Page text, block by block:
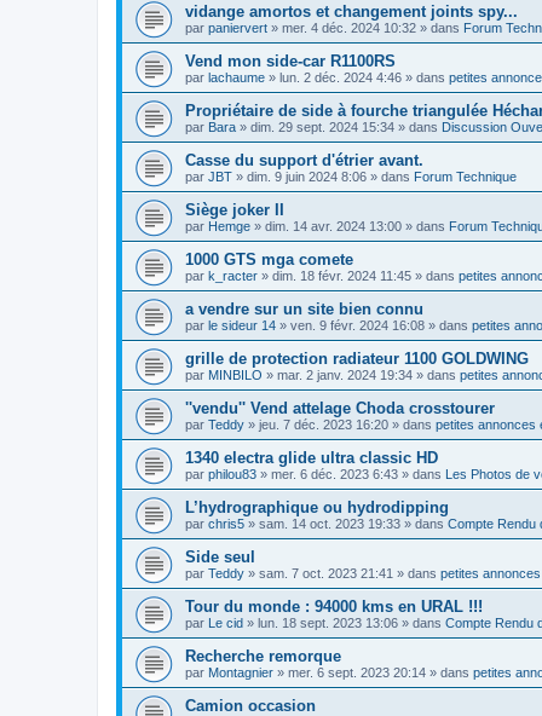
vidange amortos et changement joints spy...
par paniervert » mer. 4 déc. 2024 10:32 » dans Forum
Vend mon side-car R1100RS
par lachaume » lun. 2 déc. 2024 4:46 » dans petites
Propriétaire de side à fourche triangulée
par Bara » dim. 29 sept. 2024 15:34 » dans Discussion
Casse du support d'étrier avant.
par JBT » dim. 9 juin 2024 8:06 » dans Forum Technique
Siège joker II
par Hemge » dim. 14 avr. 2024 13:00 » dans Forum
1000 GTS mga comete
par k_racter » dim. 18 févr. 2024 11:45 » dans petites
a vendre sur un site bien connu
par le sideur 14 » ven. 9 févr. 2024 16:08 » dans petites
grille de protection radiateur 1100 GOLDWING
par MINBILO » mar. 2 janv. 2024 19:34 » dans petites
''vendu'' Vend attelage Choda crosstourer
par Teddy » jeu. 7 déc. 2023 16:20 » dans petites annonces
1340 electra glide ultra classic HD
par philou83 » mer. 6 déc. 2023 6:43 » dans Les Photos de
L’hydrographique ou hydrodipping
par chris5 » sam. 14 oct. 2023 19:33 » dans Compte Rendu
Side seul
par Teddy » sam. 7 oct. 2023 21:41 » dans petites
Tour du monde : 94000 kms en URAL !!!
par Le cid » lun. 18 sept. 2023 13:06 » dans Compte Rendu
Recherche remorque
par Montagnier » mer. 6 sept. 2023 20:14 » dans petites
Camion occasion